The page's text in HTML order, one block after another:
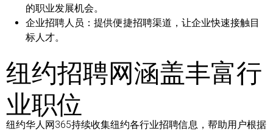
的职业发展机会。
企业招聘人员： 提供便捷招聘渠道，让企业快速接触目
标人才。
纽约招聘网涵盖丰富行
业职位
纽约华人网365持续收集纽约各行业招聘信息，帮助用户根据